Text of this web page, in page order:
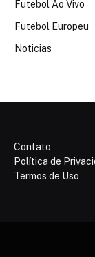
Futebol Ao Vivo
Futebol Europeu
Noticias
Contato
Política de
Termos de Uso